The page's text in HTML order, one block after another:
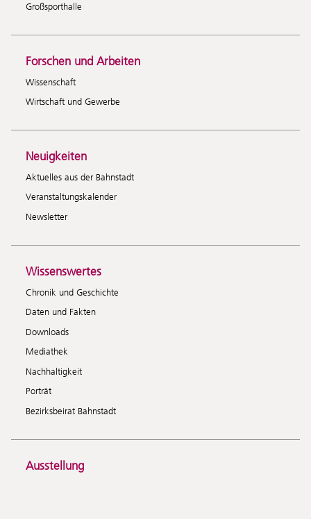
Großsporthalle
Forschen und Arbeiten
Wissenschaft
Wirtschaft und Gewerbe
Neuigkeiten
Aktuelles aus der Bahnstadt
Veranstaltungskalender
Newsletter
Wissenswertes
Chronik und Geschichte
Daten und Fakten
Downloads
Mediathek
Nachhaltigkeit
Porträt
Bezirksbeirat Bahnstadt
Ausstellung